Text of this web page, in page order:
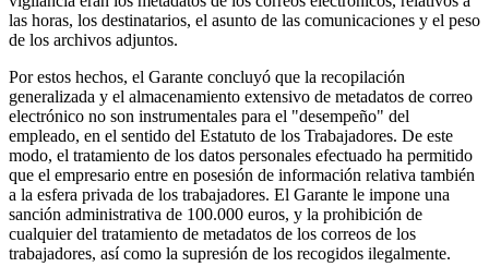
las horas, los destinatarios, el asunto de las comunicaciones y el peso
de los archivos adjuntos.
Por estos hechos, el Garante concluyó que la recopilación
generalizada y el almacenamiento extensivo de metadatos de correo
electrónico no son instrumentales para el "desempeño" del
empleado, en el sentido del Estatuto de los Trabajadores. De este
modo, el tratamiento de los datos personales efectuado ha permitido
que el empresario entre en posesión de información relativa también
a la esfera privada de los trabajadores. El Garante le impone una
sanción administrativa de 100.000 euros, y la prohibición de
cualquier del tratamiento de metadatos de los correos de los
trabajadores, así como la supresión de los recogidos ilegalmente.